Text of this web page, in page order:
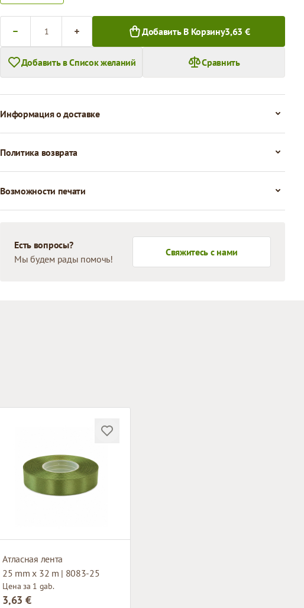
Добавить В Корзину3,63 €
Добавить в Список желаний Сравнить
Информация о доставке
Политика возврата
Возможности печати
Есть вопросы?
Мы будем рады помочь!
Свяжитесь с нами
Атласная лента
25 mm x 32 m | 8083-25
Цена за 1 gab.
3,63 €